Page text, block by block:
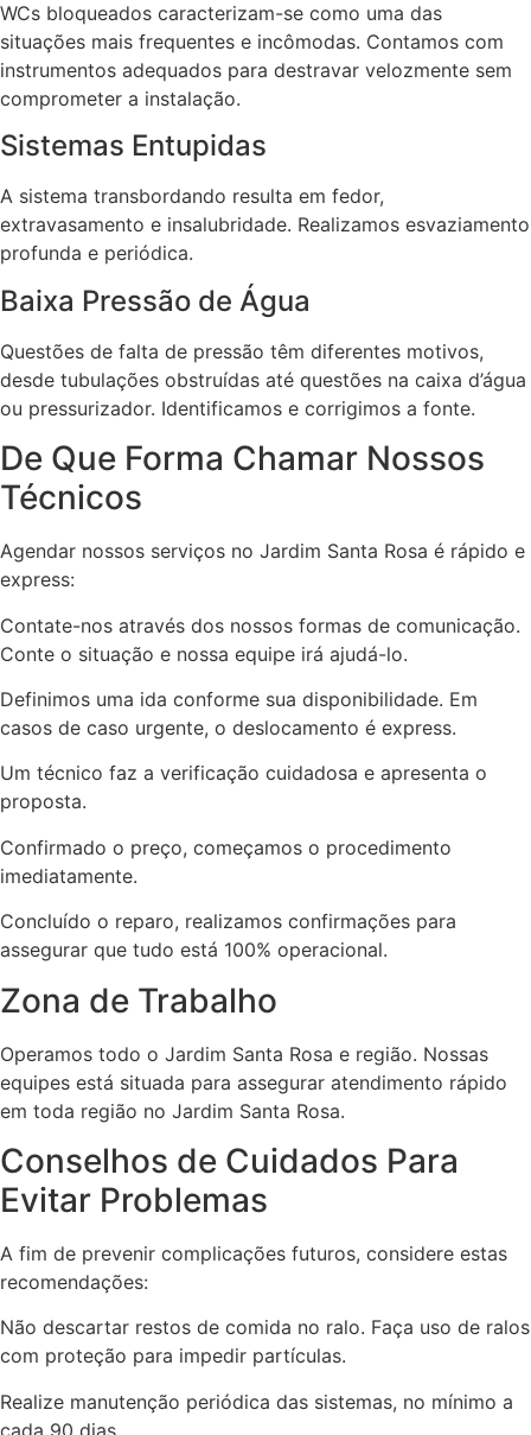
WCs bloqueados caracterizam-se como uma das
situações mais frequentes e incômodas. Contamos com
instrumentos adequados para destravar velozmente sem
comprometer a instalação.
Sistemas Entupidas
A sistema transbordando resulta em fedor,
extravasamento e insalubridade. Realizamos esvaziamento
profunda e periódica.
Baixa Pressão de Água
Questões de falta de pressão têm diferentes motivos,
desde tubulações obstruídas até questões na caixa d’água
ou pressurizador. Identificamos e corrigimos a fonte.
De Que Forma Chamar Nossos
Técnicos
Agendar nossos serviços no Jardim Santa Rosa é rápido e
express:
Contate-nos através dos nossos formas de comunicação.
Conte o situação e nossa equipe irá ajudá-lo.
Definimos uma ida conforme sua disponibilidade. Em
casos de caso urgente, o deslocamento é express.
Um técnico faz a verificação cuidadosa e apresenta o
proposta.
Confirmado o preço, começamos o procedimento
imediatamente.
Concluído o reparo, realizamos confirmações para
assegurar que tudo está 100% operacional.
Zona de Trabalho
Operamos todo o Jardim Santa Rosa e região. Nossas
equipes está situada para assegurar atendimento rápido
em toda região no Jardim Santa Rosa.
Conselhos de Cuidados Para
Evitar Problemas
A fim de prevenir complicações futuros, considere estas
recomendações:
Não descartar restos de comida no ralo. Faça uso de ralos
com proteção para impedir partículas.
Realize manutenção periódica das sistemas, no mínimo a
cada 90 dias.